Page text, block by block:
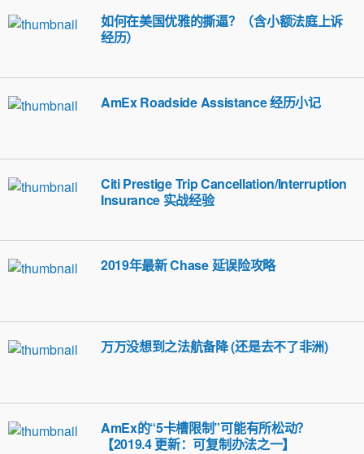
如何在美国优雅的撕逼？（含小额法庭上诉
经历）
AmEx Roadside Assistance 经历小记
Citi Prestige Trip Cancellation/Interruption
Insurance 实战经验
2019年最新 Chase 延误险攻略
万万没想到之法航备降 (还是去不了非洲)
AmEx的“5卡槽限制”可能有所松动？
【2019.4 更新：可复制办法之一】